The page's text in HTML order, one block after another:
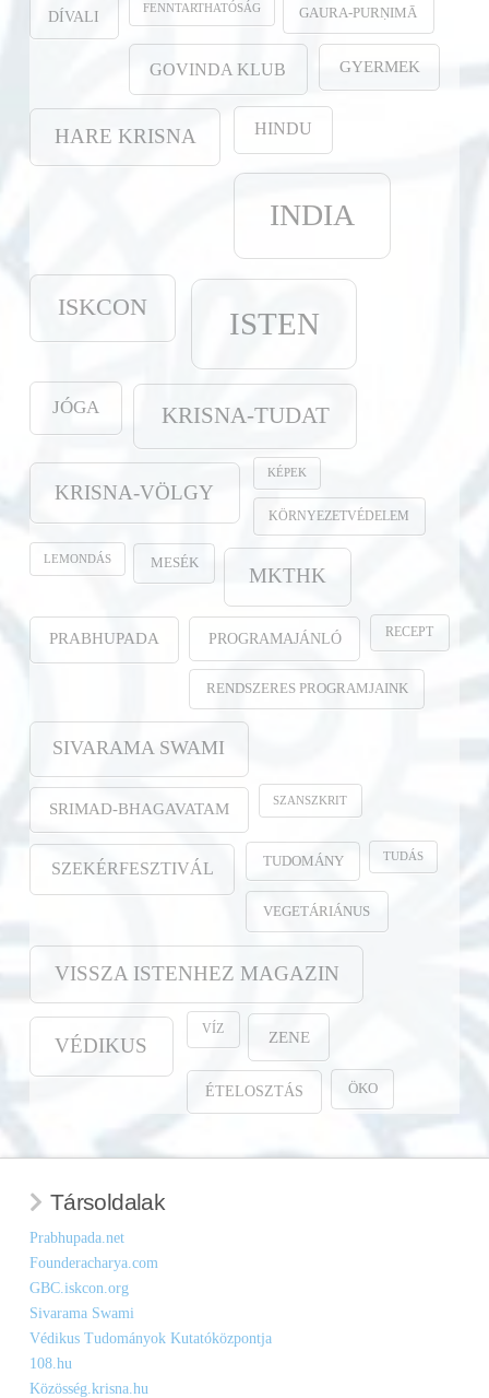
DÍVALI FENNTARTHATÓSÁG GAURA-PURṆIMĀ
GOVINDA KLUB GYERMEK
HARE KRISNA HINDU
INDIA
ISKCON ISTEN
JÓGA KRISNA-TUDAT
KRISNA-VÖLGY
KÉPEK
KÖRNYEZETVÉDELEM
LEMONDÁS MESÉK
MKTHK
PRABHUPADA PROGRAMAJÁNLÓ RECEPT
RENDSZERES PROGRAMJAINK
SIVARAMA SWAMI
SRIMAD-BHAGAVATAM SZANSZKRIT
SZEKÉRFESZTIVÁL TUDOMÁNY TUDÁS
VEGETÁRIÁNUS
VISSZA ISTENHEZ MAGAZIN
VÉDIKUS
VÍZ ZENE
ÉTELOSZTÁS ÖKO
Társoldalak
Prabhupada.net
Founderacharya.com
GBC.iskcon.org
Sivarama Swami
Védikus Tudományok Kutatóközpontja
108.hu
Közösség.krisna.hu